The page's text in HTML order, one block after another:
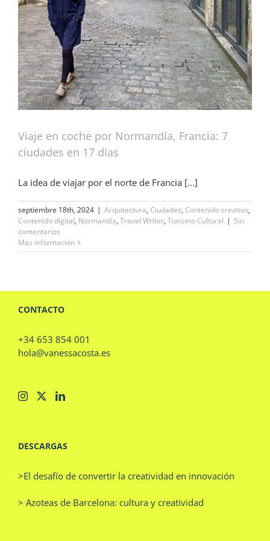
Viaje en coche por Normandía, Francia: 7
ciudades en 17 días
La idea de viajar por el norte de Francia [...]
septiembre 18th, 2024 | Arquitectura, Ciudades, Contenido creativo,
Contenido digital, Normandía, Travel Writer, Turismo Cultural | Sin
comentarios
Más información
CONTACTO
+34 653 854 001
hola@vanessacosta.es
DESCARGAS
>El desafío de convertir la creatividad en innovación
> Azoteas de Barcelona: cultura y creatividad